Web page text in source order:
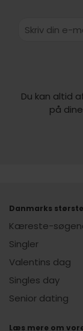
Du kan altid
på
Danmarks
Kæreste-
Singler
Valentins dag
Singles day
Senior dating
Læs mere om